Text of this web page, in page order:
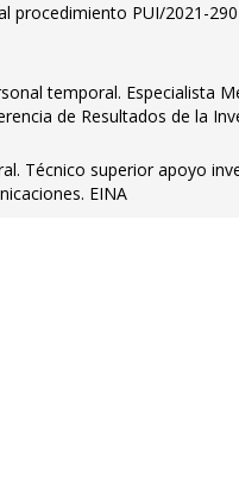
procedimiento PUI/2021-290
temporal. Especialista
de Resultados de la
Técnico superior apoyo
EINA